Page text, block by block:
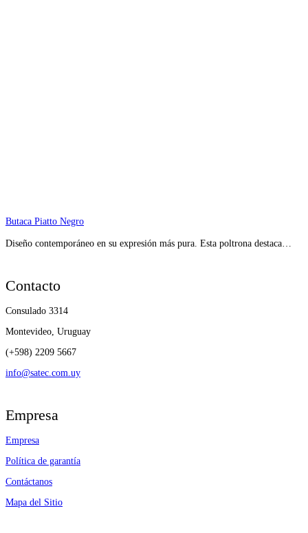
Butaca Piatto Negro
Diseño contemporáneo en su expresión más pura. Esta poltrona destaca…
Contacto
Consulado 3314
Montevideo, Uruguay
(+598) 2209 5667
info@satec.com.uy
Empresa
Empresa
Política de garantía
Contáctanos
Mapa del Sitio